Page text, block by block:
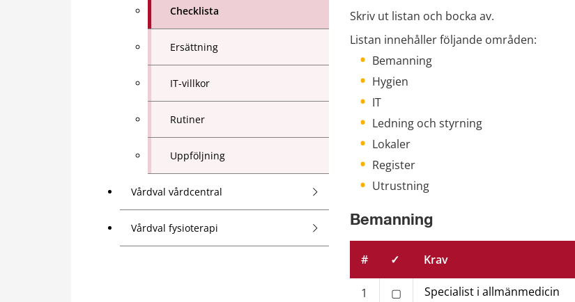
Checklista
Ersättning
IT-villkor
Rutiner
Uppföljning
Vårdval vårdcentral
Vårdval fysioterapi
Skriv ut listan och bocka av.
Listan innehåller följande områden:
Bemanning
Hygien
IT
Ledning och styrning
Lokaler
Register
Utrustning
Bemanning
# ✓ Krav
1 ▢
Specialist i allmän­medicin